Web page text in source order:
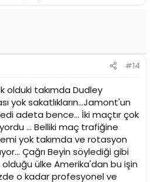
#14
olduki takımda Dudley
yok sakatlıkların...Jamont'un
adeta bence... İki maçtır çok
... Belliki maç trafiğine
yok takımda ve rotasyon
Çağrı Beyin söylediği gibi
ülke Amerika'dan bu işin
o kadar profesyonel ve